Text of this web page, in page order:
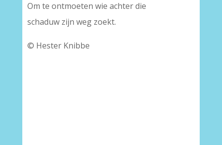
Om te ontmoeten wie achter die
schaduw zijn weg zoekt.
© Hester Knibbe